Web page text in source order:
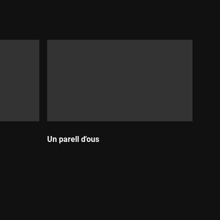
Un parell d'ous